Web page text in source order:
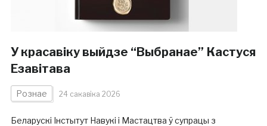
У красавіку выйдзе “Выбранае” Кастуся
Езавітава
Рознае 24 сакавіка 2026
Беларускі Інстытут Навукі і Мастацтва ў супрацы з